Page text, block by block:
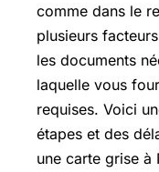
comme dans le
plusieurs
les documents
laquelle vous
requises. Voici
étapes et des
une carte grise à